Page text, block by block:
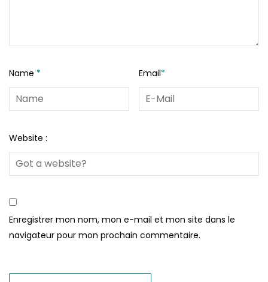
Name * Email*
Website :
Enregistrer mon nom, mon e-mail et mon site dans le
navigateur pour mon prochain commentaire.